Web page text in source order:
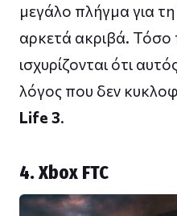
μεγάλο πλήγμα για
αρκετά ακριβά. Τόσο
ισχυρίζονται ότι
λόγος που δεν
Life 3.
4. Xbox FTC